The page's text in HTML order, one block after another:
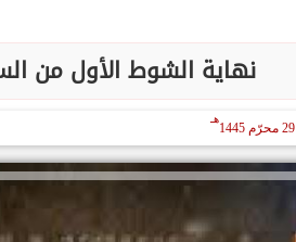
نهاية الشوط الأول من
29 محرّم 1445
هـ